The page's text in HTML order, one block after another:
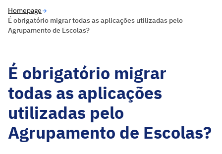
Homepage
É obrigatório migrar todas as aplicações utilizadas pelo
Agrupamento de Escolas?
É obrigatório migrar
todas as aplicações
utilizadas pelo
Agrupamento de Escolas?